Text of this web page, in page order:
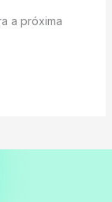
a próxima